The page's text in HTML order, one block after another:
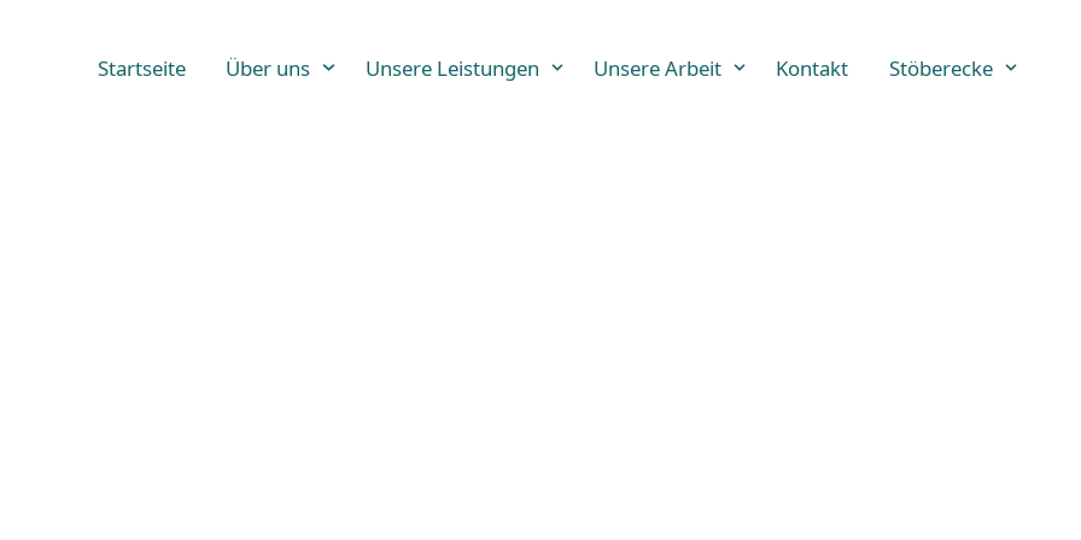
Startseite Über uns Unsere Leistungen Unsere Arbeit Kontakt Stöberecke